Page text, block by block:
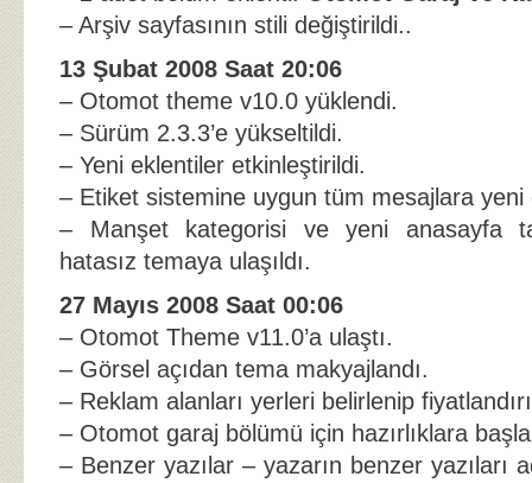
– Arşiv sayfasının stili değiştirildi..
13 Şubat 2008 Saat 20:06
– Otomot theme v10.0 yüklendi.
– Sürüm 2.3.3’e yükseltildi.
– Yeni eklentiler etkinleştirildi.
– Etiket sistemine uygun tüm mesajlara yeni
– Manşet kategorisi ve yeni anasayfa
hatasız temaya ulaşıldı.
27 Mayıs 2008 Saat 00:06
– Otomot Theme v11.0’a ulaştı.
– Görsel açıdan tema makyajlandı.
– Reklam alanları yerleri belirlenip
– Otomot garaj bölümü için hazırlıklara
– Benzer yazılar – yazarın benzer yazıları